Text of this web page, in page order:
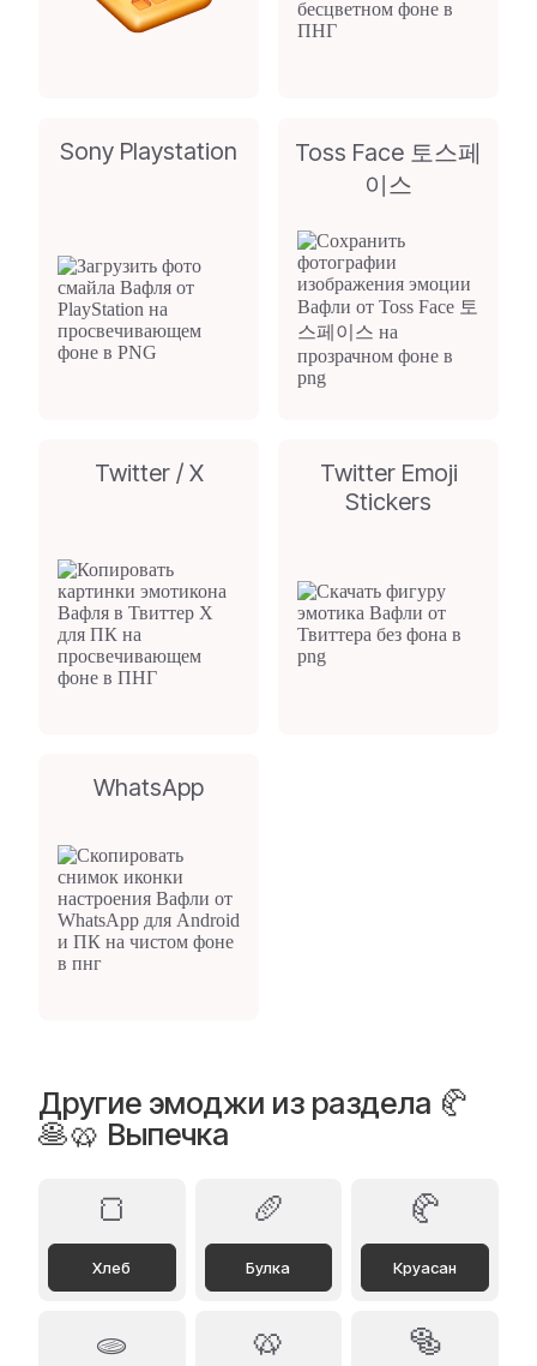
Sony Playstation
Toss Face 토스페
이스
Twitter / X
Twitter Emoji
Stickers
WhatsApp
Другие эмоджи из раздела 🥐
🥞🥨 Выпечка
🍞
Хлеб
🥖
Булка
🥐
Круасан
🫓 🥨 🥯